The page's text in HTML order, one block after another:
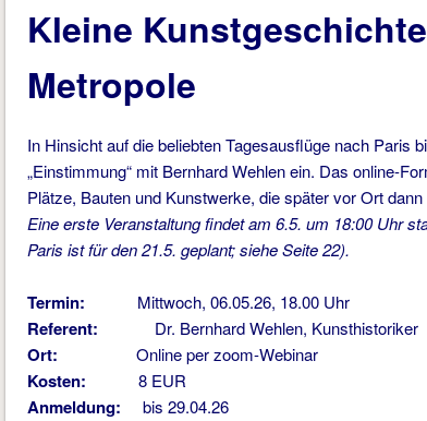
Kleine
Metropole
In Hinsicht auf die beliebten Tagesausflüge nach Paris
„Einstimmung“ mit Bernhard Wehlen ein. Das online-
Plätze, Bauten und Kunstwerke, die später vor Ort
Eine erste Veranstaltung findet am 6.5. um 18:00 Uhr
Paris ist für den 21.5. geplant; siehe Seite22).
Termin: Mittwoch, 06.05.26, 18.00 Uhr
Referent: Dr. Bernhard Wehlen, Kunsthistoriker
Ort: Online per zoom-Webinar
Kosten: 8 EUR
Anmeldung: bis 29.04.26